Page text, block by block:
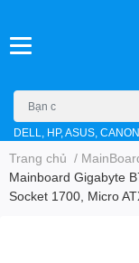
DELL, HP, ASUS,
Trang chủ /
Mainboard Gigabyte
Socket 1700, Micro